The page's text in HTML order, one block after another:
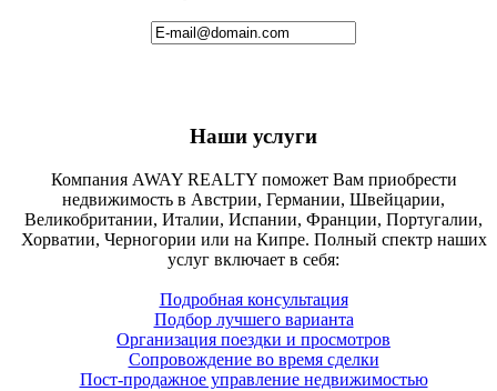
Наши услуги
Компания AWAY REALTY поможет Вам приобрести
недвижимость в Австрии, Германии, Швейцарии,
Великобритании, Италии, Испании, Франции, Португалии,
Хорватии, Черногории или на Кипре. Полный спектр наших
услуг включает в себя:
Подробная консультация
Подбор лучшего варианта
Организация поездки и просмотров
Сопровождение во время сделки
Пост-продажное управление недвижимостью